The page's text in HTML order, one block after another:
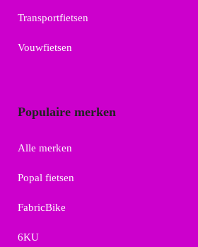
Transportfietsen
Vouwfietsen
Populaire merken
Alle merken
Popal fietsen
FabricBike
6KU